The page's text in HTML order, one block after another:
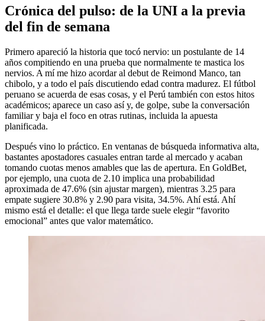
Crónica del pulso: de la UNI a la previa
del fin de semana
Primero apareció la historia que tocó nervio: un postulante de 14
años compitiendo en una prueba que normalmente te mastica los
nervios. A mí me hizo acordar al debut de Reimond Manco, tan
chibolo, y a todo el país discutiendo edad contra madurez. El fútbol
peruano se acuerda de esas cosas, y el Perú también con estos hitos
académicos; aparece un caso así y, de golpe, sube la conversación
familiar y baja el foco en otras rutinas, incluida la apuesta
planificada.
Después vino lo práctico. En ventanas de búsqueda informativa alta,
bastantes apostadores casuales entran tarde al mercado y acaban
tomando cuotas menos amables que las de apertura. En GoldBet,
por ejemplo, una cuota de 2.10 implica una probabilidad
aproximada de 47.6% (sin ajustar margen), mientras 3.25 para
empate sugiere 30.8% y 2.90 para visita, 34.5%. Ahí está. Ahí
mismo está el detalle: el que llega tarde suele elegir “favorito
emocional” antes que valor matemático.